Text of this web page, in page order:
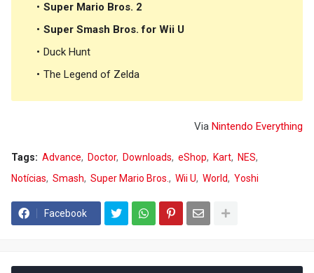
Super Mario Bros. 2
Super Smash Bros. for Wii U
Duck Hunt
The Legend of Zelda
Via Nintendo Everything
Tags: Advance Doctor Downloads eShop Kart
NES
Notícias
Smash Super Mario Bros. Wii U World Yoshi
Facebook